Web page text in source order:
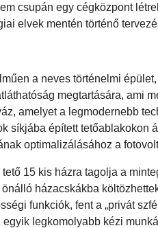
csupán egy cégközpont
elvek mentén történő
a neves történelmi
megtartására, ami
amelyet a legmodernebb
síkjába épített tetőablakokon
optimalizálásához a
15 kis házra tagolja a
házacskákba
funkciók, fent a „privát
legkomolyabb kézi